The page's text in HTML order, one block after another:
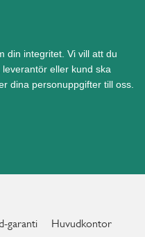
din integritet. Vi vill att du
eller kund ska
dina personuppgifter till oss.
garanti Huvudkontor